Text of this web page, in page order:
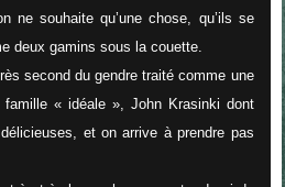
ne souhaite qu’une chose, qu’ils se
deux gamins sous la couette.
second du gendre traité comme une
« idéale », John Krasinki dont
et on arrive à prendre pas